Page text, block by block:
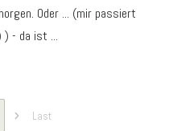
Oder ... (mir passiert
) - da ist ...
Last